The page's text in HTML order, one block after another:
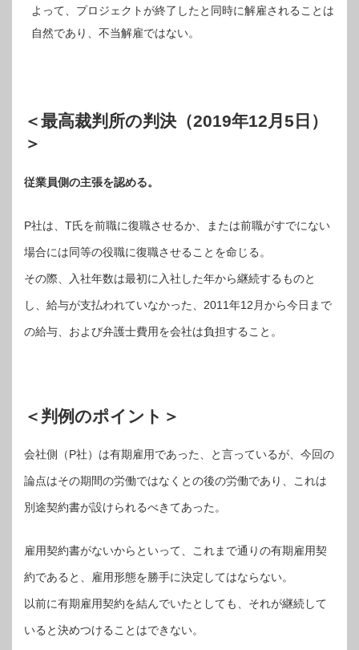
よって、プロジェクトが終了したと同時に解雇されることは
自然であり、不当解雇ではない。
＜最高裁判所の判決（2019年12月5日）
＞
従業員側の主張を認める。
P社は、T氏を前職に復職させるか、または前職がすでにない
場合には同等の役職に復職させることを命じる。
その際、入社年数は最初に入社した年から継続するものと
し、給与が支払われていなかった、2011年12月から今日まで
の給与、および弁護士費用を会社は負担すること。
＜判例のポイント＞
会社側（P社）は有期雇用であった、と言っているが、今回の
論点はその期間の労働ではなくとの後の労働であり、これは
別途契約書が設けられるべきてあった。
雇用契約書がないからといって、これまで通りの有期雇用契
約であると、雇用形態を勝手に決定してはならない。
以前に有期雇用契約を結んでいたとしても、それが継続して
いると決めつけることはできない。